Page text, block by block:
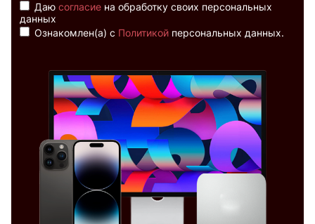
Даю согласие на обработку своих персональных
данных
Ознакомлен(а) с Политикой персональных данных.